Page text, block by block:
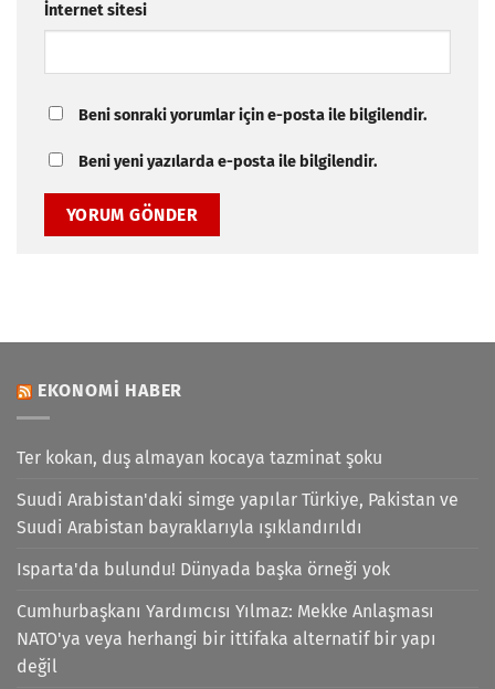
İnternet sitesi
Beni sonraki yorumlar için e-posta ile bilgilendir.
Beni yeni yazılarda e-posta ile bilgilendir.
EKONOMI HABER
Ter kokan, duş almayan kocaya tazminat şoku
Suudi Arabistan'daki simge yapılar Türkiye, Pakistan ve
Suudi Arabistan bayraklarıyla ışıklandırıldı
Isparta'da bulundu! Dünyada başka örneği yok
Cumhurbaşkanı Yardımcısı Yılmaz: Mekke Anlaşması
NATO'ya veya herhangi bir ittifaka alternatif bir yapı
değil